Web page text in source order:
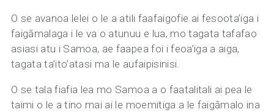
O se avanoa lelei o le a atili faafaigofie ai fesoota’iga i
faigāmalaga i le va o atunuu e lua, mo tagata tafafao
asiasi atu i Samoa, ae faapea foi i feoa’iga a aiga,
tagata ta’ito’atasi ma le aufaipisinisi.
O se tala fiafia lea mo Samoa a o faatalitali ai pea le
taimi o le a tino mai ai le moemitiga a le faigāmalo ina